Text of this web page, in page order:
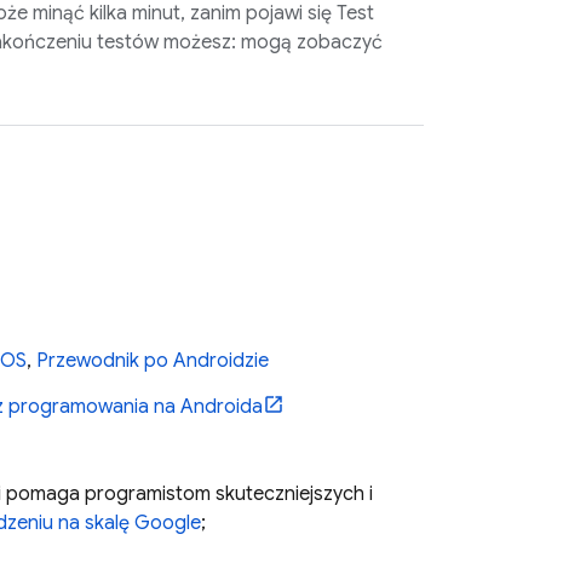
minąć kilka minut, zanim pojawi sięTest
testów możesz: mogą zobaczyć
, Przewodnik po Androidzie
programowania na Androida
pomaga programistom skuteczniejszych i
na skalę Google;